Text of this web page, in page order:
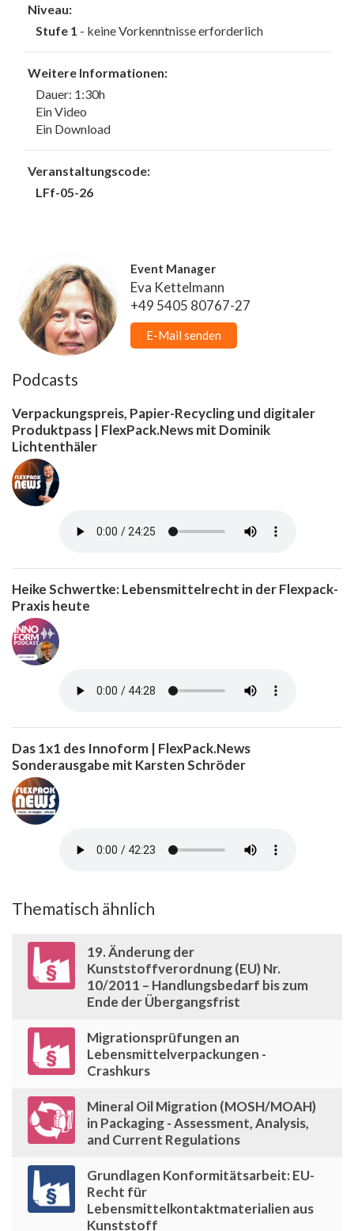
Niveau:
Stufe 1 - keine Vorkenntnisse erforderlich
Weitere Informationen:
Dauer: 1:30h
Ein Video
Ein Download
Veranstaltungscode:
LFf-05-26
Event Manager
Eva Kettelmann
+49 5405 80767-27
E-Mail senden
Podcasts
Verpackungspreis, Papier-Recycling und digitaler
Produktpass | FlexPack.News mit Dominik
Lichtenthäler
Heike Schwertke: Lebensmittelrecht in der Flexpack-
Praxis heute
Das 1x1 des Innoform | FlexPack.News
Sonderausgabe mit Karsten Schröder
Thematisch ähnlich
19. Änderung der
Kunststoffverordnung (EU) Nr.
10/2011 – Handlungsbedarf bis zum
Ende der Übergangsfrist
Migrationsprüfungen an
Lebensmittelverpackungen -
Crashkurs
Mineral Oil Migration (MOSH/MOAH)
in Packaging - Assessment, Analysis,
and Current Regulations
Grundlagen Konformitätsarbeit: EU-
Recht für
Lebensmittelkontaktmaterialien aus
Kunststoff